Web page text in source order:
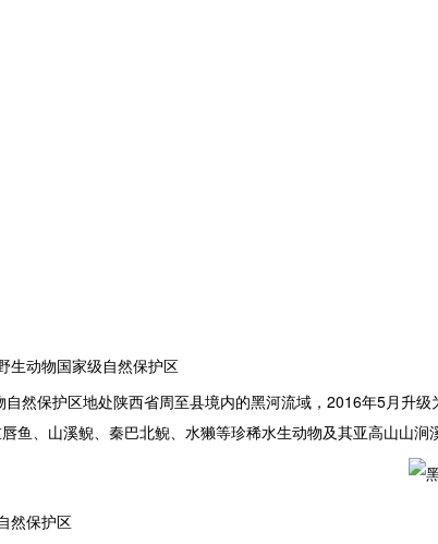
生动物国家级自然保护区
然保护区地处陕西省周至县境内的黑河流域，2016年5月升
鱼、山溪鲵、秦巴北鲵、水獭等珍稀水生动物及其亚高山山涧
然保护区